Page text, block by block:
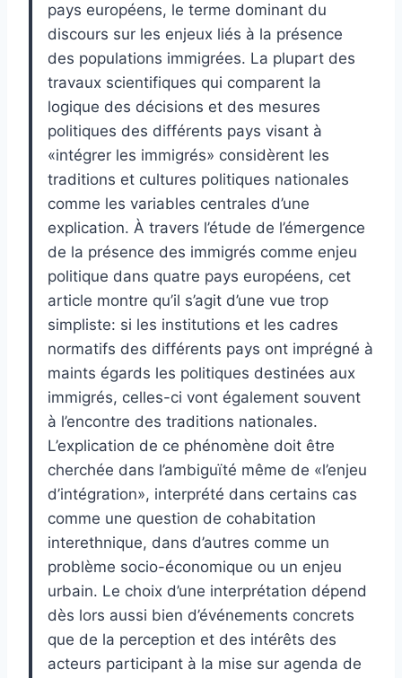
pays européens, le terme dominant du
discours sur les enjeux liés à la présence
des populations immigrées. La plupart des
travaux scientifiques qui comparent la
logique des décisions et des mesures
politiques des différents pays visant à
«intégrer les immigrés» considèrent les
traditions et cultures politiques nationales
comme les variables centrales d’une
explication. À travers l’étude de l’émergence
de la présence des immigrés comme enjeu
politique dans quatre pays européens, cet
article montre qu’il s’agit d’une vue trop
simpliste: si les institutions et les cadres
normatifs des différents pays ont imprégné à
maints égards les politiques destinées aux
immigrés, celles-ci vont également souvent
à l’encontre des traditions nationales.
L’explication de ce phénomène doit être
cherchée dans l’ambiguïté même de «l’enjeu
d’intégration», interprété dans certains cas
comme une question de cohabitation
interethnique, dans d’autres comme un
problème socio-économique ou un enjeu
urbain. Le choix d’une interprétation dépend
dès lors aussi bien d’événements concrets
que de la perception et des intérêts des
acteurs participant à la mise sur agenda de